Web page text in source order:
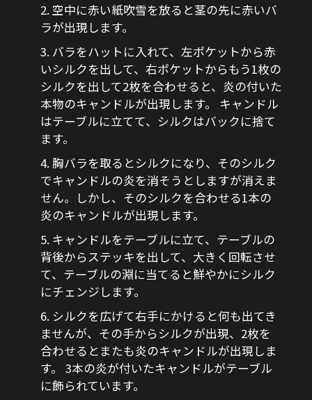
2. 空中に赤い紙吹雪を放ると茎の先に赤いバ
ラが出現します。
3. バラをハットに入れて、左ポケットから赤
いシルクを出して、右ポケットからもう1枚の
シルクを出して2枚を合わせると、炎の付いた
本物のキャンドルが出現します。 キャンドル
はテーブルに立てて、シルクはバックに捨て
ます。
4. 胸バラを取るとシルクになり、そのシルク
でキャンドルの炎を消そうとしますが消えま
せん。しかし、そのシルクを合わせる1本の
炎のキャンドルが出現します。
5. キャンドルをテーブルに立て、テーブルの
背後からステッキを出して、大きく回転させ
て、テーブルの淵に当てると鮮やかにシルク
にチェンジします。
6. シルクを広げて右手にかけると何も出てき
ませんが、その手からシルクが出現、2枚を
合わせるとまたも炎のキャンドルが出現しま
す。 3本の炎が付いたキャンドルがテーブル
に飾られています。